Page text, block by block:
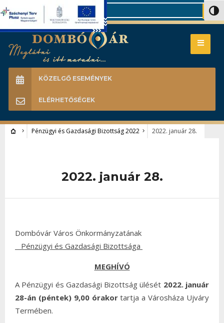
Search
KÖZELGŐ ESEMÉNYEK
ELÉRHETŐSÉGEK
Pénzügyi és Gazdasági Bizottság 2022 2022. január 28.
2022. január 28.
Dombóvár Város Önkormányzatának
Pénzügyi és Gazdasági Bizottsága
MEGHÍVÓ
A Pénzügyi és Gazdasági Bizottság ülését 2022. január
28-án (péntek) 9,00 órakortartja a Városháza Ujváry
Termében.